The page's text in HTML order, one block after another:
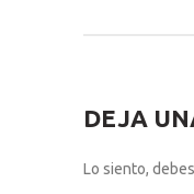
DEJA
Lo siento,